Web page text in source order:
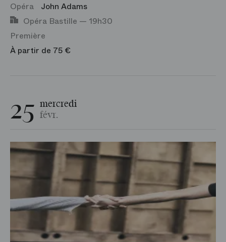
Opéra
John Adams
Opéra Bastille — 19h30
Première
À partir de 75 €
25 mercredi
févr.